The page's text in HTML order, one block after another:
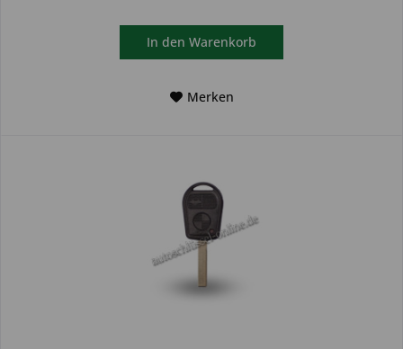
In den Warenkorb
Merken